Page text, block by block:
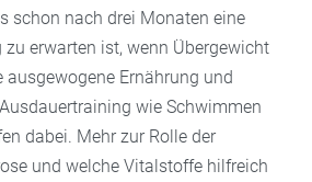
schon nach drei Monaten eine
erwarten ist, wenn Übergewicht
ausgewogene Ernährung und
wie Schwimmen
dabei. Mehr zur Rolle der
und welche Vitalstoffe hilfreich